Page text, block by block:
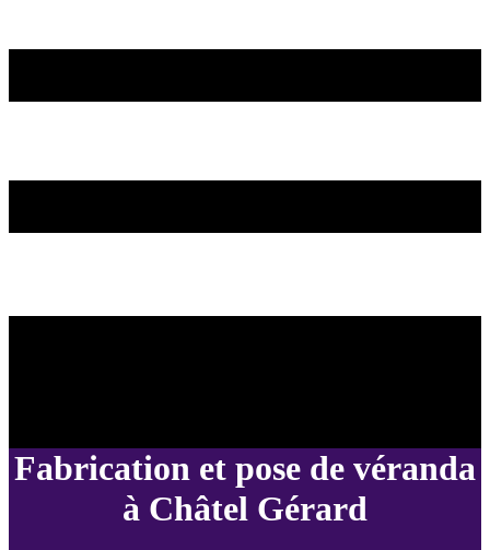
Fabrication et pose de véranda
à Châtel Gérard